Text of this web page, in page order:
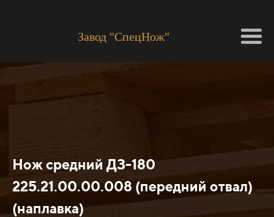
Завод "СпецНож"
Нож средний ДЗ-180
225.21.00.00.008 (передний отвал)
(наплавка)